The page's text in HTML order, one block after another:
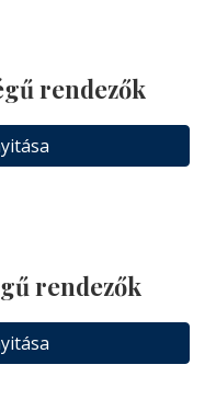
rendezők
rendezők